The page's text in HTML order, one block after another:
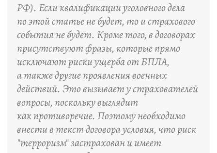
РФ). Если квалификации уголовного дела
по этой статье не будет, то и страхового
события не будет. Кроме того, в договорах
присутствуют фразы, которые прямо
исключают риски ущерба от БПЛА,
а также другие проявления военных
действий. Это вызывает у страхователей
вопросы, поскольку выглядит
как противоречие. Поэтому необходимо
внести в текст договора условия, что риск
"терроризм" застрахован и имеет